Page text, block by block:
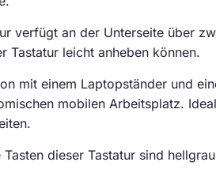
verfügt an der Unterseite über
Tastatur leicht anheben können.
mit einem Laptopständer und
mobilen Arbeitsplatz.
Tasten dieser Tastatur sind